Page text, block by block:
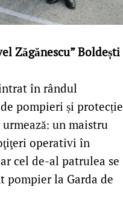
Zăgănescu” Boldești
în rândul
pompieri și protecție
urmează: un maistru
operativi în
cel de-al patrulea se
pompier la Garda de